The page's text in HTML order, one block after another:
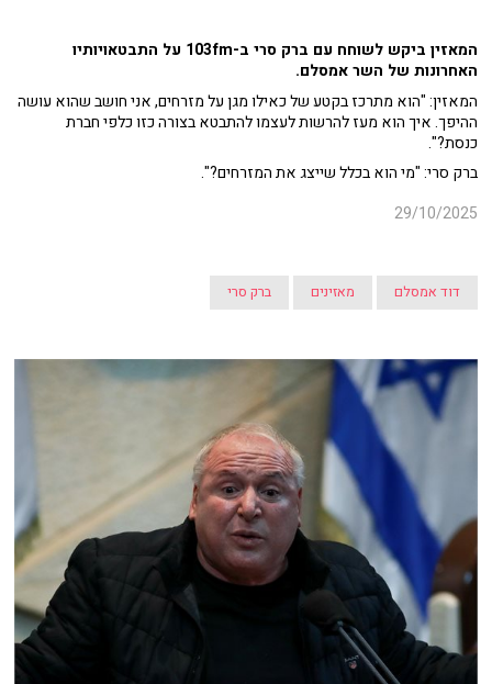
המאזין ביקש לשוחח עם ברק סרי ב-103fm על התבטאויותיו
האחרונות של השר אמסלם.
המאזין: "הוא מתרכז בקטע של כאילו מגן על מזרחים, אני חושב שהוא עושה
ההיפך. איך הוא מעז להרשות לעצמו להתבטא בצורה כזו כלפי חברת
כנסת?".
ברק סרי: "מי הוא בכלל שייצג את המזרחים?".
29/10/2025
דוד אמסלם מאזינים ברק סרי